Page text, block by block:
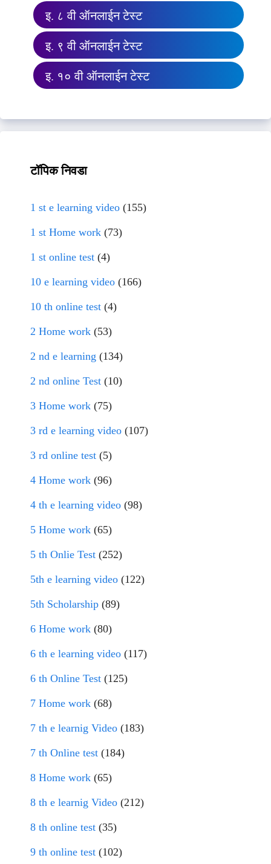
इ. ८ वी ऑनलाईन टेस्ट
इ. ९ वी ऑनलाईन टेस्ट
इ. १० वी ऑनलाईन टेस्ट
टॉपिक निवडा
1 st e learning video (155)
1 st Home work (73)
1 st online test (4)
10 e learning video (166)
10 th online test (4)
2 Home work (53)
2 nd e learning (134)
2 nd online Test (10)
3 Home work (75)
3 rd e learning video (107)
3 rd online test (5)
4 Home work (96)
4 th e learning video (98)
5 Home work (65)
5 th Onlie Test (252)
5th e learning video (122)
5th Scholarship (89)
6 Home work (80)
6 th e learning video (117)
6 th Online Test (125)
7 Home work (68)
7 th e learnig Video (183)
7 th Online test (184)
8 Home work (65)
8 th e learnig Video (212)
8 th online test (35)
9 th online test (102)